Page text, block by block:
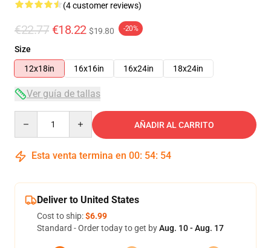
(4 customer reviews)
€22.77 €18.22 $19.80 -20%
Size
12x18in
16x16in 16x24in 18x24in
Ver guía de tallas
AÑADIR AL CARRITO
Esta venta termina en 00: 54: 53
Deliver to United States
Cost to ship:$6.99
Standard - Order today to get byAug. 10 - Aug. 17